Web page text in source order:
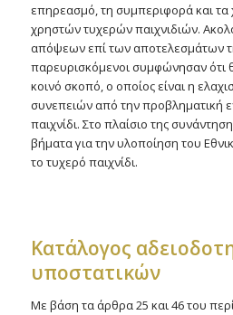
επηρεασμό, τη συμπεριφορά και τα
χρηστών τυχερών παιχνιδιών.
απόψεων επί των αποτελεσμάτων
παρευρισκόμενοι συμφώνησαν ότι
κοινό σκοπό, ο οποίος είναι η
συνεπειών από την προβληματική
παιχνίδι. Στο πλαίσιο της
βήματα για την υλοποίηση του
το τυχερό παιχνίδι.
Kατάλογος
υποστατικών
Με βάση τα άρθρα 25 και 46 του